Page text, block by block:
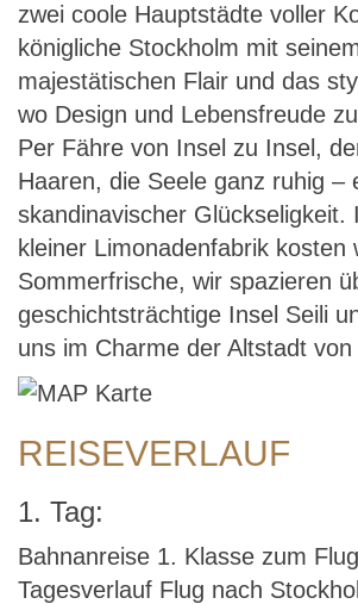
zwei coole Hauptstädte voller
königliche Stockholm mit
majestätischen Flair und das
wo Design und Lebensfreude
Per Fähre von Insel zu Insel,
Haaren, die Seele ganz ruhig –
skandinavischer Glückseligkeit.
kleiner Limonadenfabrik kosten
Sommerfrische, wir spazieren
geschichtsträchtige Insel Seili
uns im Charme der Altstadt von
REISEVERLAUF
1. Tag:
Bahnanreise 1. Klasse zum
Tagesverlauf Flug nach